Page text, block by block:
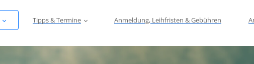
Tipps & Termine Anmeldung, Leihfristen & Gebühren